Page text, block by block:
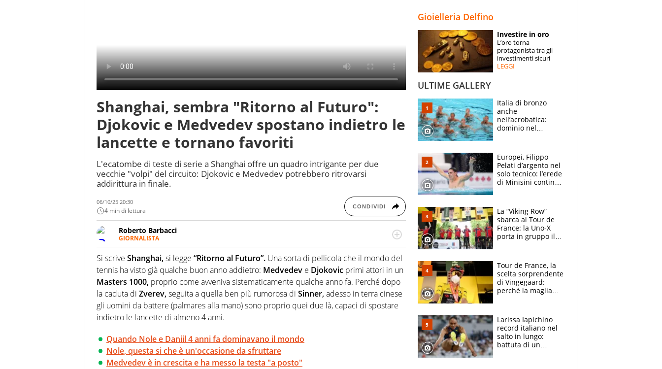
ESPERTI
CONTATTI
Shanghai, sembra "Ritorno al Futuro":
Djokovic e Medvedev spostano indietro le
lancette e tornano favoriti
L'ecatombe di teste di serie a Shanghai offre un quadro intrigante per due
vecchie "volpi" del circuito: Djokovic e Medvedev potrebbero ritrovarsi
addirittura in finale.
06/10/25 20:30
4 min di lettura CONDIVIDI
Roberto Barbacci
GIORNALISTA
Giornalista (pubblicista) sportivo a tutto campo, è il tuttologo di Virgilio Sport. Provate a
chiedergli di boxe, di scherma, di volley o di curling: ve ne farà innamorare
Si scrive Shanghai,si legge “Ritorno al Futuro”. Una sorta di pellicola che il mondo del
tennis ha visto già qualche buon anno addietro: Medvedev e Djokovic primi attori in un
Masters 1000, proprio come avveniva sistematicamente qualche anno fa. Perché dopo
la caduta di Zverev,seguita a quella ben più rumorosa di Sinner,adesso in terra cinese
gli uomini da battere (palmares alla mano) sono proprio quei due là, capaci di spostare
indietro le lancette di almeno 4 anni.
Quando Nole e Daniil 4 anni fa dominavano il mondo
Nole, questa si che è un'occasione da sfruttare
Medvedev è in crescita e ha messo la testa "a posto"
Gioielleria Delfino
Investire in oro
L’oro torna
protagonista tra gli
investimenti sicuri
LEGGI
ULTIME GALLERY
Italia di bronzo
anche
nell’acrobatica:
dominio nel
e compagni
continuare
Europei, Filippo
Pelati d’argento nel
solo tecnico: l’erede
di Minisini continua
mirino
La “Viking Row”
sbarca al Tour de
France: la Uno-X
porta in gruppo il
compagni
Tour de France, la
scelta sorprendente
di Vingegaard:
perché la maglia
rischio da evitare
Larissa Iapichino
record italiano nel
salto in lungo:
battuta di un